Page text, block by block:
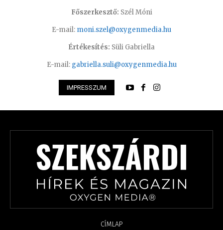
Főszerkesztő: Szél Móni
E-mail: moni.szel@oxygenmedia.hu
Értékesítés: Süli Gabriella
E-mail: gabriella.suli@oxygenmedia.hu
IMPRESSZUM
CÍMLAP